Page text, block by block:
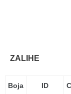
ZALIHE
Boja ID